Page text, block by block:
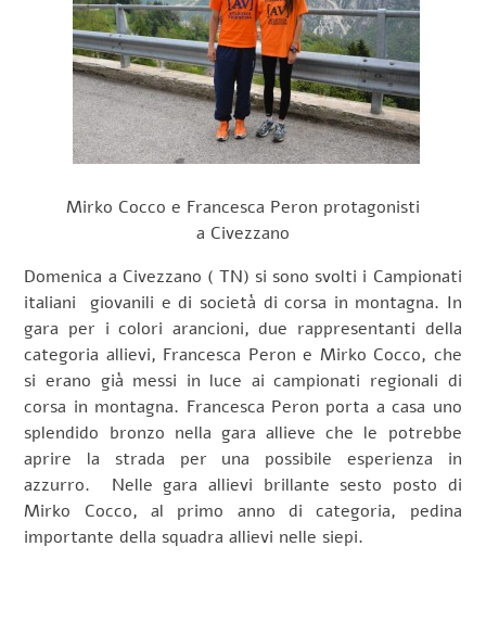
Mirko Cocco e Francesca Peron protagonisti
a Civezzano
Domenica a Civezzano ( TN) si sono svolti i Campionati
italiani giovanili e di società di corsa in montagna. In
gara per i colori arancioni, due rappresentanti della
categoria allievi, Francesca Peron e Mirko Cocco, che
si erano già messi in luce ai campionati regionali di
corsa in montagna. Francesca Peron porta a casa uno
splendido bronzo nella gara allieve che le potrebbe
aprire la strada per una possibile esperienza in
azzurro. Nelle gara allievi brillante sesto posto di
Mirko Cocco, al primo anno di categoria, pedina
importante della squadra allievi nelle siepi.